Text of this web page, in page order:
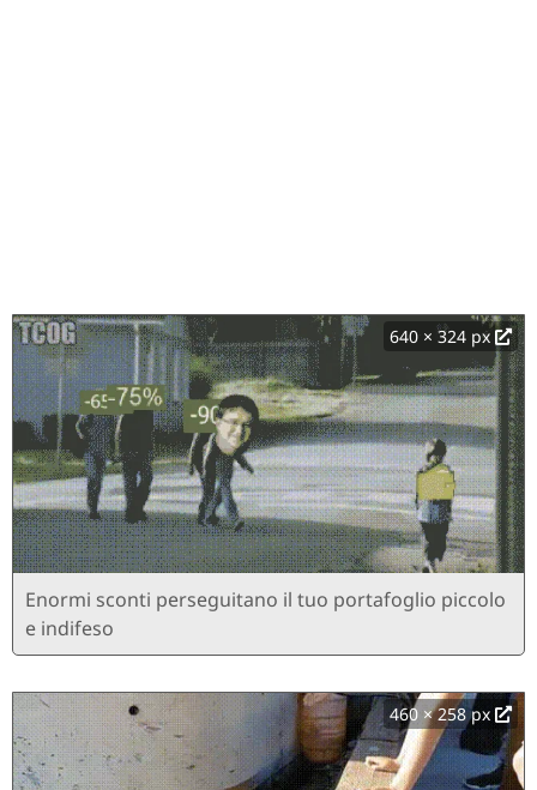
640 × 324 px
Enormi sconti perseguitano il tuo portafoglio piccolo
e indifeso
460 × 258 px